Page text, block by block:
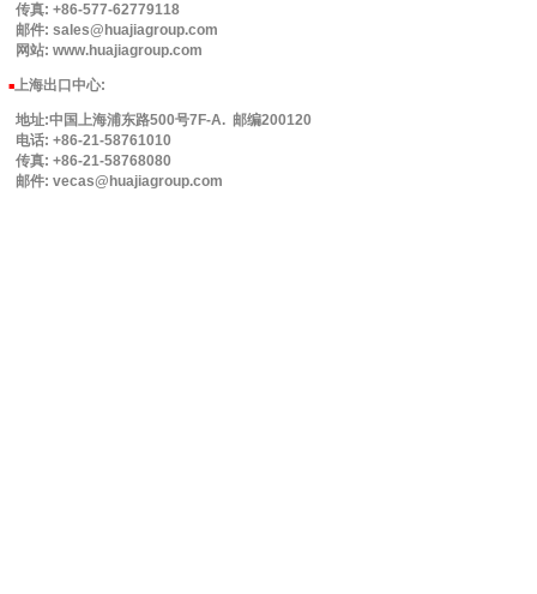
传真: +86-577-62779118
邮件: sales@huajiagroup.com
网站: www.huajiagroup.com
■上海出口中心:
地址:中国上海浦东路500号7F-A. 邮编200120
电话: +86-21-58761010
传真: +86-21-58768080
邮件: vecas@huajiagroup.com